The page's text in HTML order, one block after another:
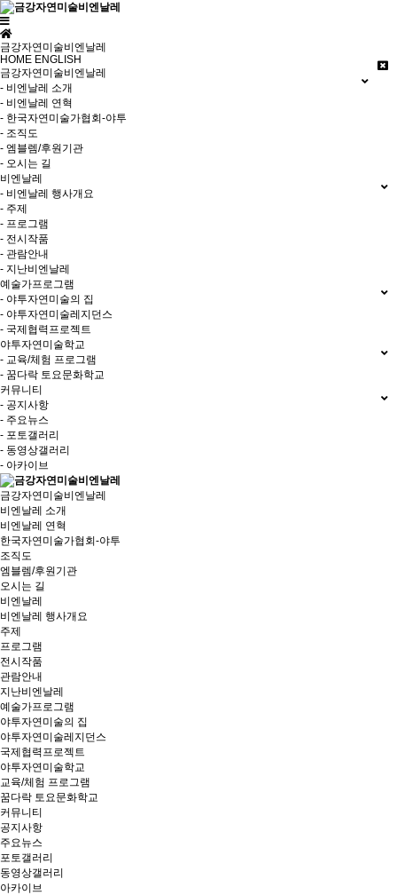
금강자연미술비엔날레
HOME ENGLISH
금강자연미술비엔날레
- 비엔날레 소개
- 비엔날레 연혁
- 한국자연미술가협회-야투
- 조직도
- 엠블렘/후원기관
- 오시는 길
비엔날레
- 비엔날레 행사개요
- 주제
- 프로그램
- 전시작품
- 관람안내
- 지난비엔날레
예술가프로그램
- 야투자연미술의 집
- 야투자연미술레지던스
- 국제협력프로젝트
야투자연미술학교
- 교육/체험 프로그램
- 꿈다락 토요문화학교
커뮤니티
- 공지사항
- 주요뉴스
- 포토갤러리
- 동영상갤러리
- 아카이브
금강자연미술비엔날레
비엔날레 소개
비엔날레 연혁
한국자연미술가협회-야투
조직도
엠블렘/후원기관
오시는 길
비엔날레
비엔날레 행사개요
주제
프로그램
전시작품
관람안내
지난비엔날레
예술가프로그램
야투자연미술의 집
야투자연미술레지던스
국제협력프로젝트
야투자연미술학교
교육/체험 프로그램
꿈다락 토요문화학교
커뮤니티
공지사항
주요뉴스
포토갤러리
동영상갤러리
아카이브